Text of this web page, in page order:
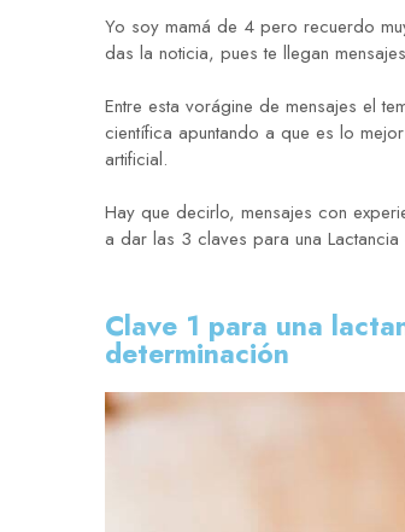
Yo soy mamá de 4 pero recuerdo
das la noticia, pues te llegan
Entre esta vorágine de mensajes el
científica apuntando a que es lo
artificial.
Hay que decirlo, mensajes con
a dar las 3 claves para una
Clave 1 para una
determinación